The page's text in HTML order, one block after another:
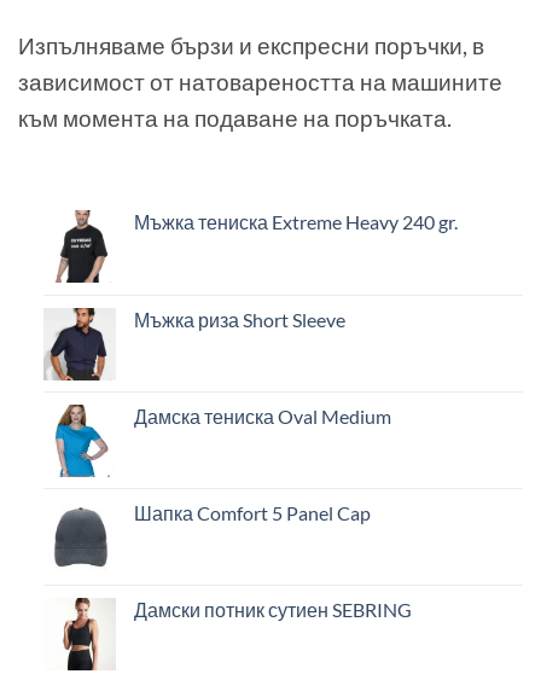
Изпълняваме бързи и експресни поръчки, в
зависимост от натовареността на машините
към момента на подаване на поръчката.
Мъжка тениска Extreme Heavy 240 gr.
Мъжка риза Short Sleeve
Дамска тениска Oval Medium
Шапка Comfort 5 Panel Cap
Дамски потник сутиен SEBRING